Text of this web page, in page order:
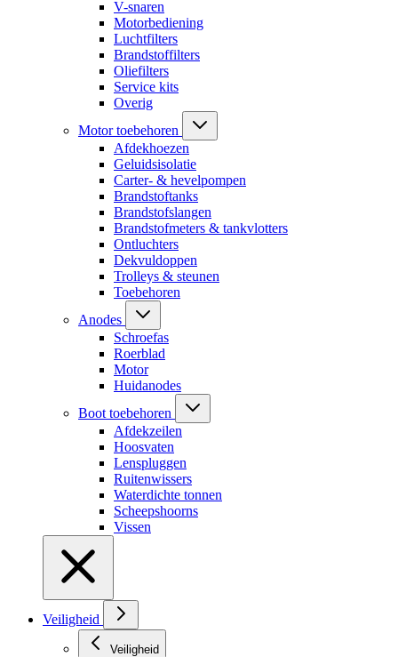
V-snaren
Motorbediening
Luchtfilters
Brandstoffilters
Oliefilters
Service kits
Overig
Motor toebehoren
Afdekhoezen
Geluidsisolatie
Carter- & hevelpompen
Brandstoftanks
Brandstofslangen
Brandstofmeters & tankvlotters
Ontluchters
Dekvuldoppen
Trolleys & steunen
Toebehoren
Anodes
Schroefas
Roerblad
Motor
Huidanodes
Boot toebehoren
Afdekzeilen
Hoosvaten
Lenspluggen
Ruitenwissers
Waterdichte tonnen
Scheepshoorns
Vissen
Veiligheid
Veiligheid